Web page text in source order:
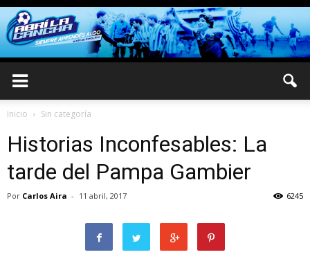
Inicio Sin categoría
Historias Inconfesables: La
tarde del Pampa Gambier
Por Carlos Aira - 11 abril, 2017 6245